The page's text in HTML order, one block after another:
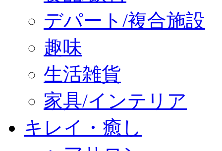
デパート/複合施設
趣味
生活雑貨
家具/インテリア
キレイ・癒し